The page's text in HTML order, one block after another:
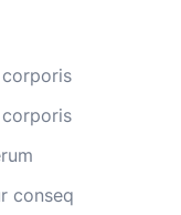
conseq